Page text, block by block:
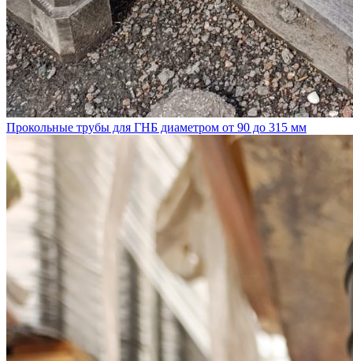
Прокольные трубы для ГНБ диаметром от 90 до 315 мм